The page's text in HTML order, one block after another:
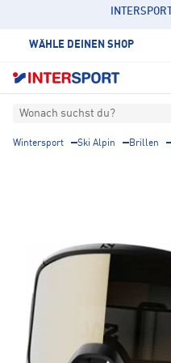
WÄHLE DEINEN SHOP
Wonach suchst du?
Wintersport Ski Alpin Brillen